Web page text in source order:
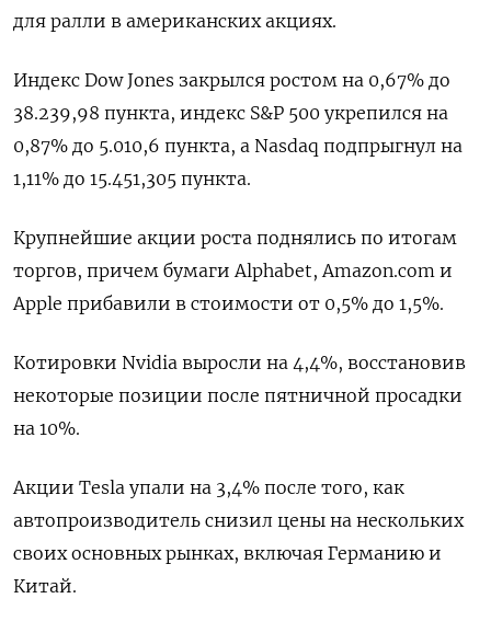
для ралли в американских акциях.
Индекс Dow Jones закрылся ростом на 0,67% до
38.239,98 пункта, индекс S&P 500 укрепился на
0,87% до 5.010,6 пункта​, а ​Nasdaq подпрыгнул на
1,11% до 15.451,305 пункта​.
Крупнейшие акции роста поднялись по итогам
торгов, причем бумаги Alphabet, Amazon.com и
Apple прибавили в стоимости от 0,5% до 1,5%.
Котировки Nvidia выросли на 4,4%, восстановив
некоторые позиции после пятничной просадки
на 10%.
Акции Tesla упали на 3,4% после того, как
автопроизводитель снизил цены на нескольких
своих основных рынках, включая Германию и
Китай.